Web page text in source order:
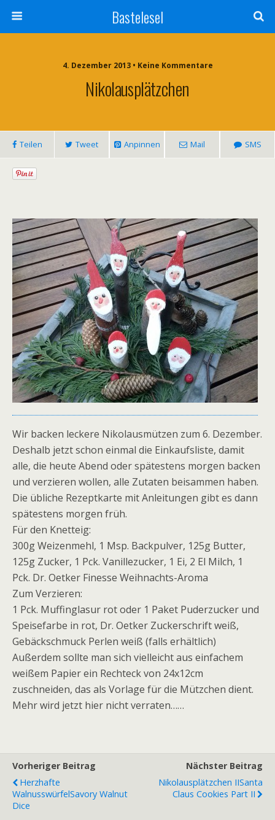
Bastelesel
4. Dezember 2013 • Keine Kommentare
Nikolausplätzchen
Teilen Tweet Anpinnen Mail SMS
Wir backen leckere Nikolausmützen zum 6. Dezember.
Deshalb jetzt schon einmal die Einkaufsliste, damit
alle, die heute Abend oder spätestens morgen backen
und verzieren wollen, alle Zutaten beisammen haben.
Die übliche Rezeptkarte mit Anleitungen gibt es dann
spätestens morgen früh.
Für den Knetteig:
300g Weizenmehl, 1 Msp. Backpulver, 125g Butter,
125g Zucker, 1 Pck. Vanillezucker, 1 Ei, 2 El Milch, 1
Pck. Dr. Oetker Finesse Weihnachts-Aroma
Zum Verzieren:
1 Pck. Muffinglasur rot oder 1 Paket Puderzucker und
Speisefarbe in rot, Dr. Oetker Zuckerschrift weiß,
Gebäckschmuck Perlen weiß (falls erhältlich)
Außerdem sollte man sich vielleicht aus einfachem
weißem Papier ein Rechteck von 24x12cm
zuschneiden, das als Vorlage für die Mützchen dient.
Mehr wird jetzt hier nicht verraten……
Vorheriger Beitrag
Herzhafte
WalnusswürfelSavory Walnut
Dice
Nächster Beitrag
Nikolausplätzchen IISanta
Claus Cookies Part II